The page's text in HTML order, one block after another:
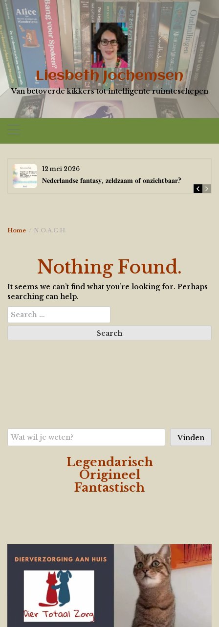
Skip
to
content
Liesbeth Jochemsen
Van betoverde kikkers tot intelligente ruimteschepen
12 mei 2026
𝐍𝐞𝐝𝐞𝐫𝐥𝐚𝐧𝐝𝐬𝐞 𝐟𝐚𝐧𝐭𝐚𝐬𝐲, 𝐳𝐞𝐥𝐝𝐳𝐚𝐚𝐦 𝐨𝐟 𝐨𝐧𝐳𝐢𝐜𝐡𝐭𝐛𝐚𝐚𝐫?
Home N.O.A.C.H.
Nothing Found.
It seems we can’t find what you’re looking for. Perhaps
searching can help.
Search
for:
Zoeken
Vinden
Legendarisch
Origineel
Fantastisch